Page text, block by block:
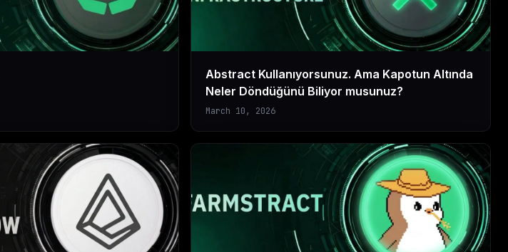
Abstract Kullanıyorsunuz. Ama Kapotun Altında
Neler Döndüğünü Biliyor musunuz?
March 10, 2026